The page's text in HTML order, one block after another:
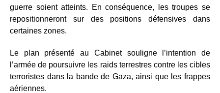
guerre soient atteints. En conséquence, les troupes se
repositionneront sur des positions défensives dans
certaines zones.
Le plan présenté au Cabinet souligne l’intention de
l’armée de poursuivre les raids terrestres contre les cibles
terroristes dans la bande de Gaza, ainsi que les frappes
aériennes.